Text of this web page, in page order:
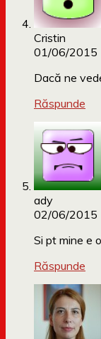
Cristin
01/06/2015
Dacă ne
Răspunde
ady
02/06/2015
Si pt mine e
Răspunde